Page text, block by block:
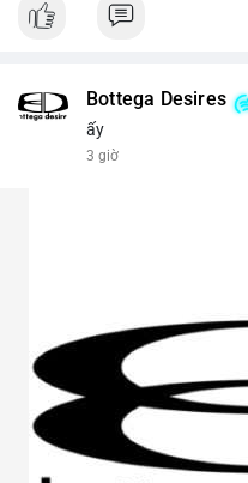
Bottega Desires
ấy
3 giờ